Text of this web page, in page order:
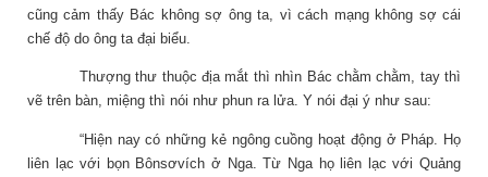
cũng cảm thấy Bác không sợ ông ta, vì cách mạng không sợ cái
chế độ do ông ta đại biểu.
Thượng thư thuộc địa mắt thì nhìn Bác chằm chằm, tay thì
vẽ trên bàn, miệng thì nói như phun ra lửa. Y nói đại ý như sau:
“Hiện nay có những kẻ ngông cuồng hoạt động ở Pháp. Họ
liên lạc với bọn Bônsơvích ở Nga. Từ Nga họ liên lạc với Quảng